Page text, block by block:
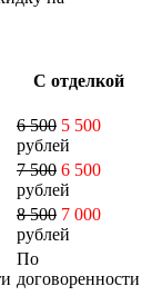
С отделкой
6 500 5 500
рублей
7 500 6 500
рублей
8 500 7 000
рублей
По
договоренности